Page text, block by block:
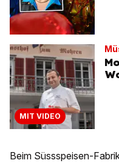
MIT VIDEO
Beim Süssspeisen-